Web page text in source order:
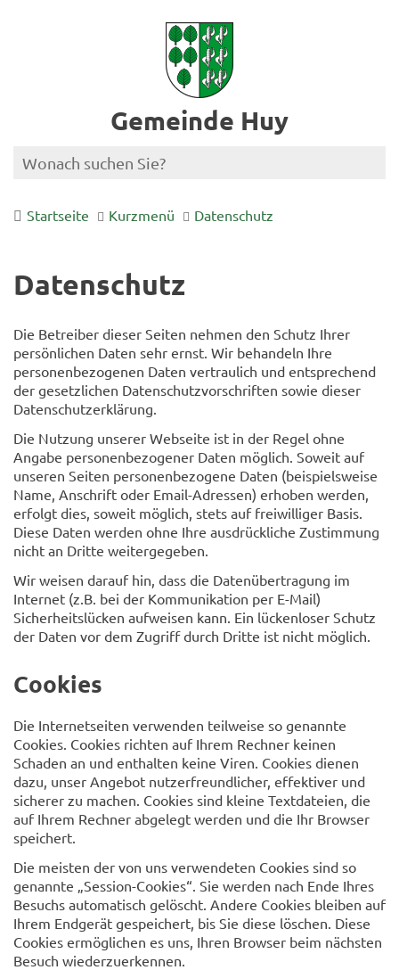
Gemeinde Huy
Startseite Kurzmenü Datenschutz
Datenschutz
Die Betreiber dieser Seiten nehmen den Schutz Ihrer
persönlichen Daten sehr ernst. Wir behandeln Ihre
personenbezogenen Daten vertraulich und entsprechend
der gesetzlichen Datenschutzvorschriften sowie dieser
Datenschutzerklärung.
Die Nutzung unserer Webseite ist in der Regel ohne
Angabe personenbezogener Daten möglich. Soweit auf
unseren Seiten personenbezogene Daten (beispielsweise
Name, Anschrift oder Email-Adressen) erhoben werden,
erfolgt dies, soweit möglich, stets auf freiwilliger Basis.
Diese Daten werden ohne Ihre ausdrückliche Zustimmung
nicht an Dritte weitergegeben.
Wir weisen darauf hin, dass die Datenübertragung im
Internet (z.B. bei der Kommunikation per E-Mail)
Sicherheitslücken aufweisen kann. Ein lückenloser Schutz
der Daten vor dem Zugriff durch Dritte ist nicht möglich.
Cookies
Die Internetseiten verwenden teilweise so genannte
Cookies. Cookies richten auf Ihrem Rechner keinen
Schaden an und enthalten keine Viren. Cookies dienen
dazu, unser Angebot nutzerfreundlicher, effektiver und
sicherer zu machen. Cookies sind kleine Textdateien, die
auf Ihrem Rechner abgelegt werden und die Ihr Browser
speichert.
Die meisten der von uns verwendeten Cookies sind so
genannte „Session-Cookies“. Sie werden nach Ende Ihres
Besuchs automatisch gelöscht. Andere Cookies bleiben auf
Ihrem Endgerät gespeichert, bis Sie diese löschen. Diese
Cookies ermöglichen es uns, Ihren Browser beim nächsten
Besuch wiederzuerkennen.